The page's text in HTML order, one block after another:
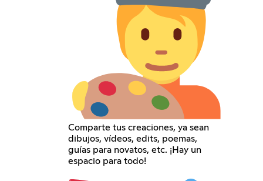
Comparte tus creaciones, ya sean
dibujos, vídeos, edits, poemas,
guías para novatos, etc. ¡Hay un
espacio para todo!